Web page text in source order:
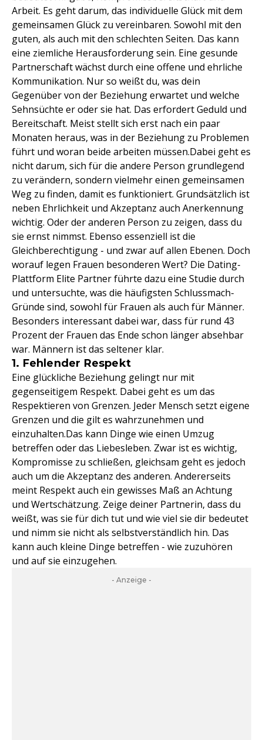
Arbeit. Es geht darum, das individuelle Glück mit dem
gemeinsamen Glück zu vereinbaren. Sowohl mit den
guten, als auch mit den schlechten Seiten. Das kann
eine ziemliche Herausforderung sein. Eine gesunde
Partnerschaft wächst durch eine offene und ehrliche
Kommunikation. Nur so weißt du, was dein
Gegenüber von der Beziehung erwartet und welche
Sehnsüchte er oder sie hat. Das erfordert Geduld und
Bereitschaft. Meist stellt sich erst nach ein paar
Monaten heraus, was in der Beziehung zu Problemen
führt und woran beide arbeiten müssen.Dabei geht es
nicht darum, sich für die andere Person grundlegend
zu verändern, sondern vielmehr einen gemeinsamen
Weg zu finden, damit es funktioniert. Grundsätzlich ist
neben Ehrlichkeit und Akzeptanz auch Anerkennung
wichtig. Oder der anderen Person zu zeigen, dass du
sie ernst nimmst. Ebenso essenziell ist die
Gleichberechtigung - und zwar auf allen Ebenen. Doch
worauf legen Frauen besonderen Wert? Die Dating-
Plattform Elite Partner führte dazu eine Studie durch
und untersuchte, was die häufigsten Schlussmach-
Gründe sind, sowohl für Frauen als auch für Männer.
Besonders interessant dabei war, dass für rund 43
Prozent der Frauen das Ende schon länger absehbar
war. Männern ist das seltener klar.
1. Fehlender Respekt
Eine glückliche Beziehung gelingt nur mit
gegenseitigem Respekt. Dabei geht es um das
Respektieren von Grenzen. Jeder Mensch setzt eigene
Grenzen und die gilt es wahrzunehmen und
einzuhalten.Das kann Dinge wie einen Umzug
betreffen oder das Liebesleben. Zwar ist es wichtig,
Kompromisse zu schließen, gleichsam geht es jedoch
auch um die Akzeptanz des anderen. Andererseits
meint Respekt auch ein gewisses Maß an Achtung
und Wertschätzung. Zeige deiner Partnerin, dass du
weißt, was sie für dich tut und wie viel sie dir bedeutet
und nimm sie nicht als selbstverständlich hin. Das
kann auch kleine Dinge betreffen - wie zuzuhören
und auf sie einzugehen.
- Anzeige -